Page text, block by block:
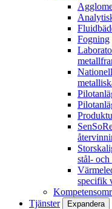
Fogning
stål-
specifik
Tjänster
Expandera